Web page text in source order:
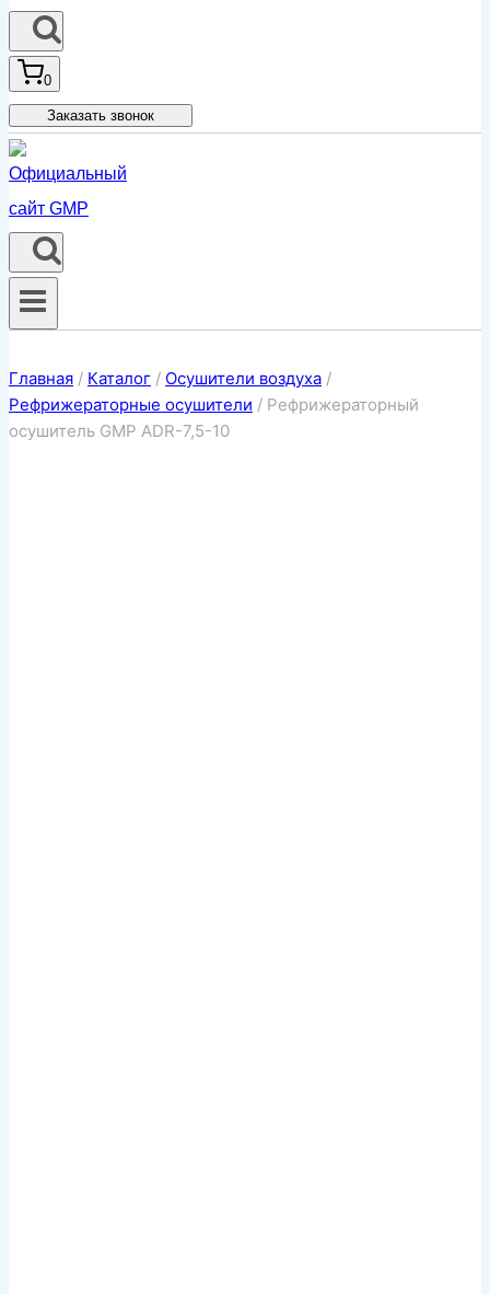
0
Заказать звонок
Главная / Каталог / Осушители воздуха /
Рефрижераторные осушители / Рефрижераторный
осушитель GMP ADR-7,5-10